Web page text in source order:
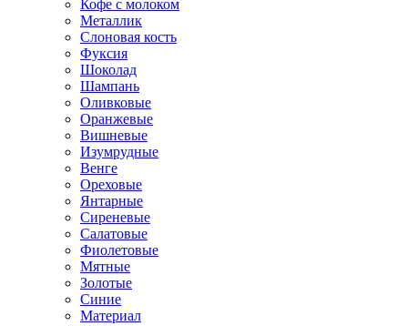
Кофе с молоком
Металлик
Слоновая кость
Фуксия
Шоколад
Шампань
Оливковые
Оранжевые
Вишневые
Изумрудные
Венге
Ореховые
Янтарные
Сиреневые
Салатовые
Фиолетовые
Мятные
Золотые
Синие
Материал